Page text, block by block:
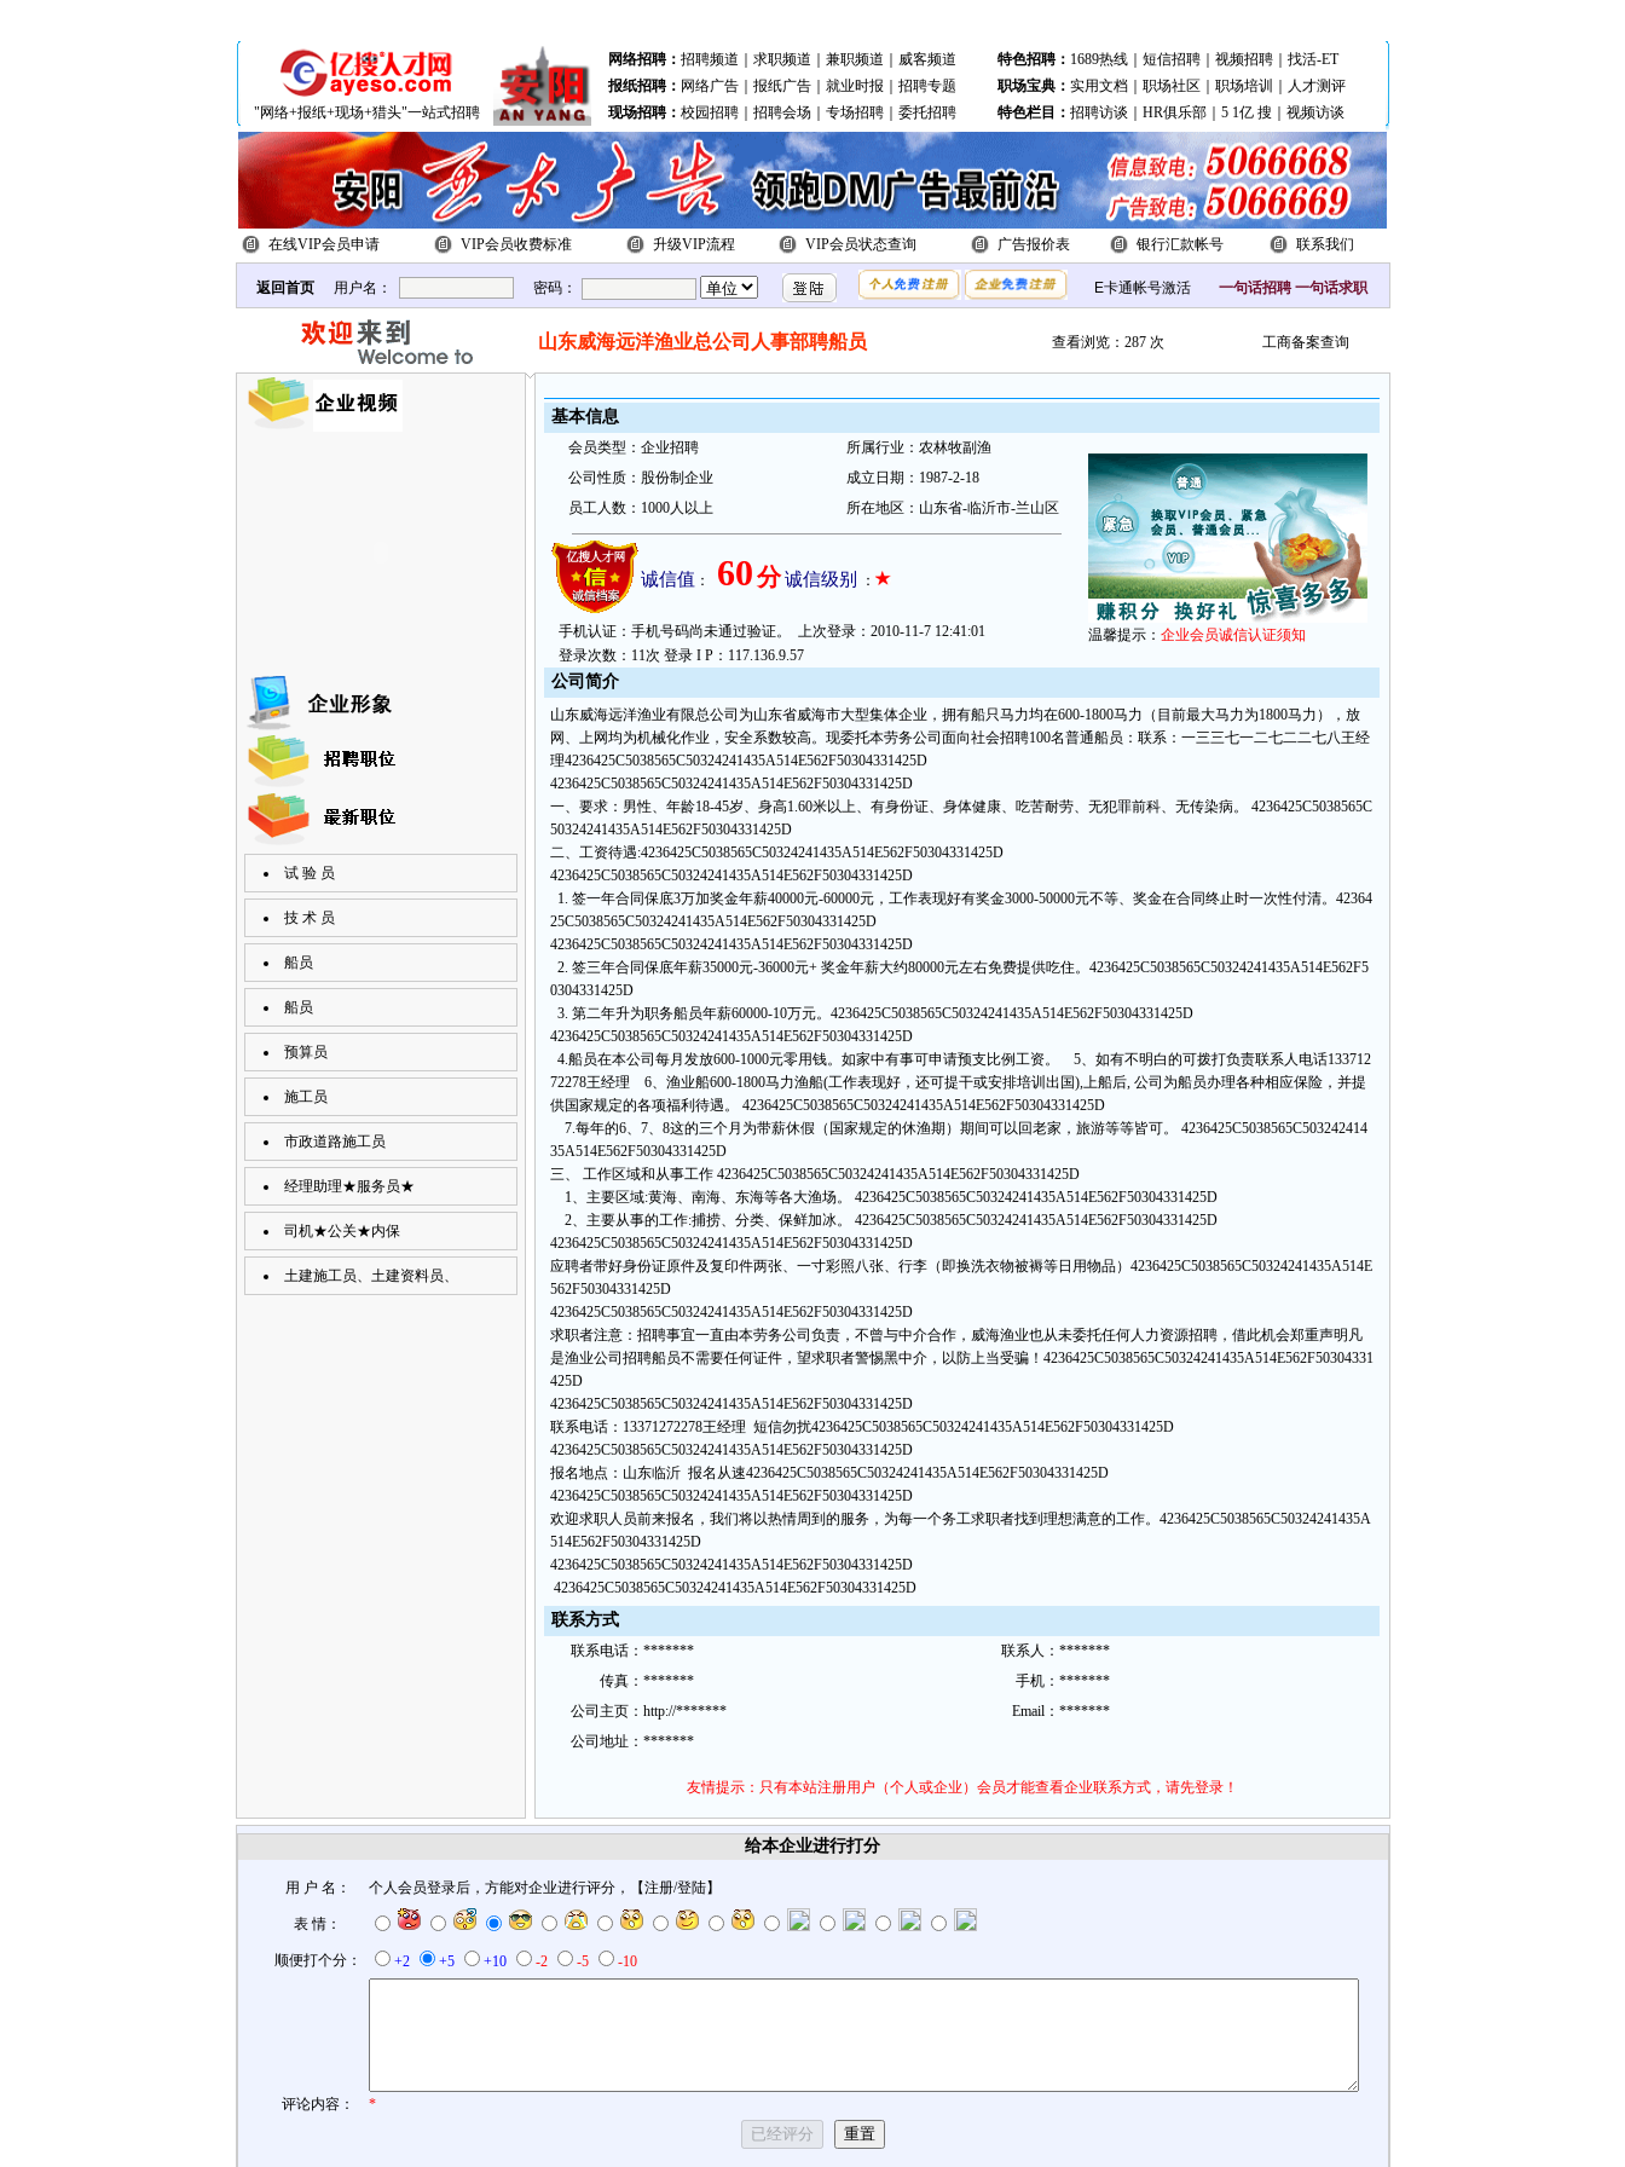
网络招聘： 招聘频道 求职频道 兼职频道 威客频道 特色招聘： 1689热线｜ 短信招聘｜ 视频招聘｜ 找活-ET
报纸招聘： 网络广告｜ 报纸广告｜ 就业时报 招聘专题 职场宝典： 实用文档｜ 职场社区 职场培训
人才测评
"网络+报纸+现场+猎头"一站式招聘
现场招聘： 校园招聘｜ 招聘会场｜ 专场招聘｜ 委托招聘 特色栏目： 招聘访谈 HR俱乐部｜ 5 1亿 搜 视频访谈
在线VIP会员申请 VIP会员收费标准 升级VIP流程 VIP会员状态查询 广告报价表 银行汇款帐号 联系我们
返回首页 用户名： 密码： 一句话招聘 一句话求职
山东威海远洋渔业总公司人事部聘船员 查看浏览：287 次 工商备案查询
试 验 员
技 术 员
船员
船员
预算员
施工员
市政道路施工员
经理助理★服务员★
司机★公关★内保
土建施工员、土建资料员、
基本信息
会员类型： 企业招聘 所属行业： 农林牧副渔
公司性质： 股份制企业 成立日期： 1987-2-18
员工人数： 1000人以上 所在地区： 山东省-临沂市-兰山区
诚信值 ： 60分诚信级别 ：
手机认证：手机号码尚未通过验证。 上次登录：2010-11-7 12:41:01
登录次数：11次 登录 I P：117.136.9.57
温馨提示： 企业会员诚信认证须知
公司简介
山东威海远洋渔业有限总公司为山东省威海市大型集体企业，拥有船只马力均在600-1800马力（目前最大马力为1800马力），放
网、上网均为机械化作业，安全系数较高。现委托本劳务公司面向社会招聘100名普通船员：联系：一三三七一二七二二七八王经
理4236425C5038565C50324241435A514E562F50304331425D
4236425C5038565C50324241435A514E562F50304331425D
一、要求：男性、年龄18-45岁、身高1.60米以上、有身份证、身体健康、吃苦耐劳、无犯罪前科、无传染病。 4236425C5038565C
50324241435A514E562F50304331425D
二、工资待遇:4236425C5038565C50324241435A514E562F50304331425D
4236425C5038565C50324241435A514E562F50304331425D
1. 签一年合同保底3万加奖金年薪40000元-60000元，工作表现好有奖金3000-50000元不等、奖金在合同终止时一次性付清。 42364
25C5038565C50324241435A514E562F50304331425D
4236425C5038565C50324241435A514E562F50304331425D
2. 签三年合同保底年薪35000元-36000元+ 奖金年薪大约80000元左右免费提供吃住。 4236425C5038565C50324241435A514E562F5
0304331425D
3. 第二年升为职务船员年薪60000-10万元。 4236425C5038565C50324241435A514E562F50304331425D
4236425C5038565C50324241435A514E562F50304331425D
4.船员在本公司每月发放600-1000元零用钱。如家中有事可申请预支比例工资。 5、如有不明白的可拨打负责联系人电话133712
72278王经理 6、渔业船600-1800马力渔船(工作表现好，还可提干或安排培训出国),上船后, 公司为船员办理各种相应保险，并提
供国家规定的各项福利待遇。 4236425C5038565C50324241435A514E562F50304331425D
7.每年的6、7、8这的三个月为带薪休假（国家规定的休渔期）期间可以回老家，旅游等等皆可。 4236425C5038565C503242414
35A514E562F50304331425D
三、 工作区域和从事工作 4236425C5038565C50324241435A514E562F50304331425D
1、主要区域:黄海、南海、东海等各大渔场。 4236425C5038565C50324241435A514E562F50304331425D
2、主要从事的工作:捕捞、分类、保鲜加冰。 4236425C5038565C50324241435A514E562F50304331425D
4236425C5038565C50324241435A514E562F50304331425D
应聘者带好身份证原件及复印件两张、一寸彩照八张、行李（即换洗衣物被褥等日用物品） 4236425C5038565C50324241435A514E
562F50304331425D
4236425C5038565C50324241435A514E562F50304331425D
求职者注意：招聘事宜一直由本劳务公司负责，不曾与中介合作，威海渔业也从未委托任何人力资源招聘，借此机会郑重声明凡
是渔业公司招聘船员不需要任何证件，望求职者警惕黑中介，以防上当受骗！ 4236425C5038565C50324241435A514E562F50304331
425D
4236425C5038565C50324241435A514E562F50304331425D
联系电话：13371272278王经理 短信勿扰4236425C5038565C50324241435A514E562F50304331425D
4236425C5038565C50324241435A514E562F50304331425D
报名地点：山东临沂 报名从速4236425C5038565C50324241435A514E562F50304331425D
4236425C5038565C50324241435A514E562F50304331425D
欢迎求职人员前来报名，我们将以热情周到的服务，为每一个务工求职者找到理想满意的工作。 4236425C5038565C50324241435A
514E562F50304331425D
4236425C5038565C50324241435A514E562F50304331425D
4236425C5038565C50324241435A514E562F50304331425D
联系方式
联系电话： ******* 联系人： *******
传真： ******* 手机： *******
公司主页： http://******* Email： *******
公司地址： *******
友情提示：只有本站注册用户（个人或企业）会员才能查看企业联系方式，请先登录！
给本企业进行打分
用 户 名： 个人会员登录后，方能对企业进行评分，【注册/登陆】
表 情：
顺便打个分： +2 +5 +10 -2 -5 -10
评论内容： *